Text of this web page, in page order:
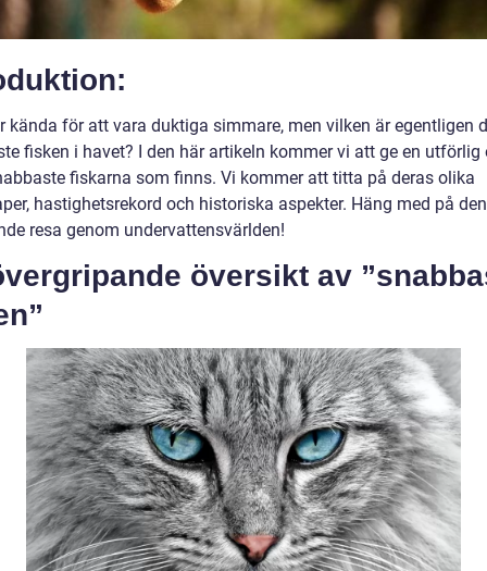
kända för att vara duktiga simmare, men vilken är egentligen
fisken i havet? I den här artikeln kommer vi att ge en utförlig
fiskarna som finns. Vi kommer att titta på deras olika
hastighetsrekord och historiska aspekter. Häng med på
resa genom undervattensvärlden!
översikt av